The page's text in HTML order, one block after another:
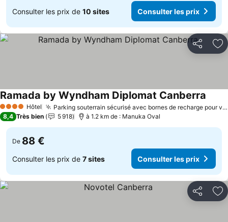
Consulter les prix de 10 sites Consulter les prix
Partager
4 Étoiles Hôtel Parking souterrain sécurisé avec bornes de recharge pour véhicules électriques
Ramada by Wyndham Diplomat Canberra
8,4 Très bien 5 918 à 1.2 km de : Manuka Oval
De 88 €
Consulter les prix de 7 sites Consulter les prix
Partager